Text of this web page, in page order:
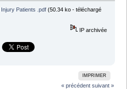
Patients .pdf(50.34 ko - téléchargé
IP archivée
IMPRIMER
« précédent suivant »